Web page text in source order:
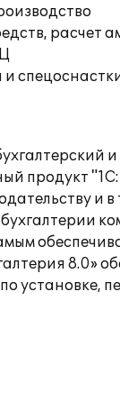
расчет
продукт
и
8.0»
установке,